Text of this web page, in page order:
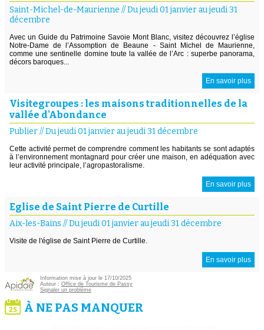
Saint-Michel-de-Maurienne //Du jeudi 01 janvier au jeudi 31
décembre
Avec un Guide du Patrimoine Savoie Mont Blanc, visitez découvrez l’église
Notre-Dame de l’Assomption de Beaune - Saint Michel de Maurienne,
comme une sentinelle domine toute la vallée de l’Arc : superbe panorama,
décors baroques...
En savoir plus
Visitegroupes : les maisons traditionnelles de la
vallée d'Abondance
Publier//Du jeudi 01 janvier au jeudi 31 décembre
Cette activité permet de comprendre comment les habitants se sont adaptés
à l’environnement montagnard pour créer une maison, en adéquation avec
leur activité principale, l’agropastoralisme.
En savoir plus
Eglise de Saint Pierre de Curtille
Aix-les-Bains //Du jeudi 01 janvier au jeudi 31 décembre
Visite de l'église de Saint Pierre de Curtille.
En savoir plus
Information mise à jour le 17/10/2025
Auteur : Office de Tourisme de Passy
Signaler un problème
À NE PAS MANQUER